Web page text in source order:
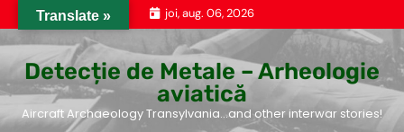
to
joi, aug. 06, 2026
Detecție de Metale – Arheologie
aviatică
Aircraft Archaeology Transylvania…and other interwar stories!
Translate »